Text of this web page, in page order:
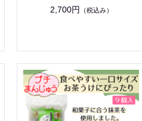
2,700円
（税込み）